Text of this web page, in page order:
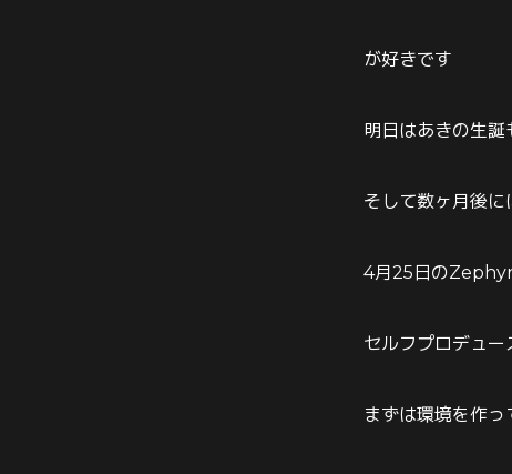
が好きです
明日はあきの生
そして数ヶ月後
4月25日の
セルフプロデュー
まずは環境を作